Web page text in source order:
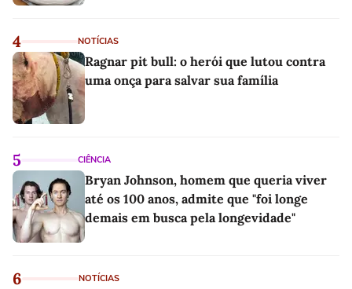
4 NOTÍCIAS
Ragnar pit bull: o herói que lutou contra
uma onça para salvar sua família
5 CIÊNCIA
Bryan Johnson, homem que queria viver
até os 100 anos, admite que "foi longe
demais em busca pela longevidade"
6 NOTÍCIAS